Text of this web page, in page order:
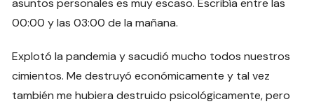
asuntos personales es muy escaso. Escribía entre las
00:00 y las 03:00 de la mañana.
Explotó la pandemia y sacudió mucho todos nuestros
cimientos. Me destruyó económicamente y tal vez
también me hubiera destruido psicológicamente, pero